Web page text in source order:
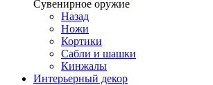
Сувенирное оружие
Назад
Ножи
Кортики
Сабли и шашки
Кинжалы
Интерьерный декор